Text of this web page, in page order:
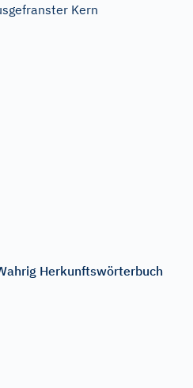
Kern
Herkunftswörterbuch